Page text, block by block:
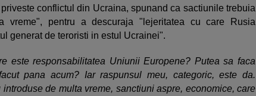
conflictul din Ucraina, spunand ca sactiunile trebuia
vreme", pentru a descuraja "lejeritatea cu care Rusia
generat de teroristi in estul Ucrainei".
este responsabilitatea Uniunii Europene? Putea sa faca
pana acum? Iar raspunsul meu, categoric, este da.
de multa vreme, sanctiuni aspre, economice, care